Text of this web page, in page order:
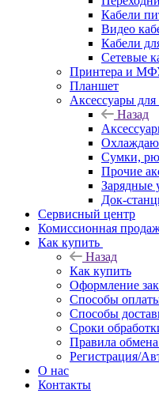
Кабели
Видео
Кабели
Сетевые
Принтера и
Планшет
Аксессуары для
Назад
Сумки,
Прочие
Зарядные
Док-
Сервисный центр
Комиссионная
Как купить
Назад
Как купить
Оформление
Способы
Способы
Сроки
Правила обмена
Регистрация/
О нас
Контакты